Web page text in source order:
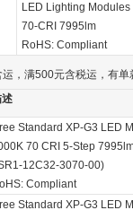
LED Lighting
70-CRI 7995lm
RoHS: Compliant
，满500元含税运，有
Standard XP-G3 LED
70 CRI 5-Step
12C32-3070-00)
Compliant
Standard XP-G3 LED